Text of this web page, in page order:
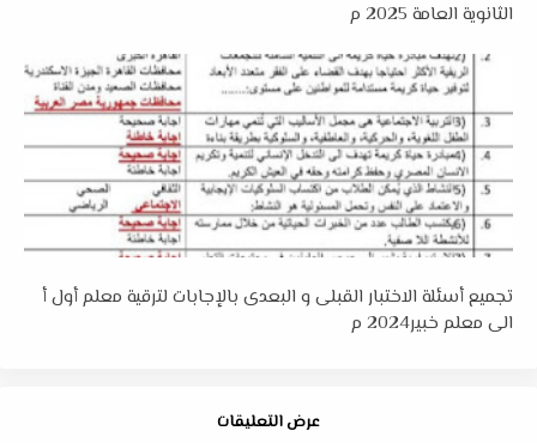
الثانوية العامة 2025 م
تجميع أسئلة الاختبار القبلى و البعدى بالإجابات لترقية معلم أول أ
الى معلم خبير2024 م
عرض التعليقات